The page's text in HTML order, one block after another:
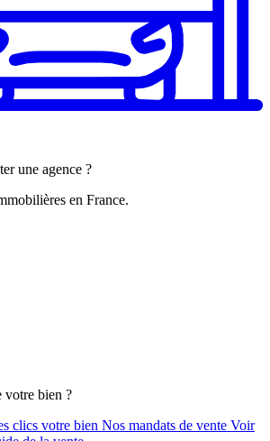
une agence ?
en France.
votre bien ?
clics votre bien Nos mandats de vente Voir